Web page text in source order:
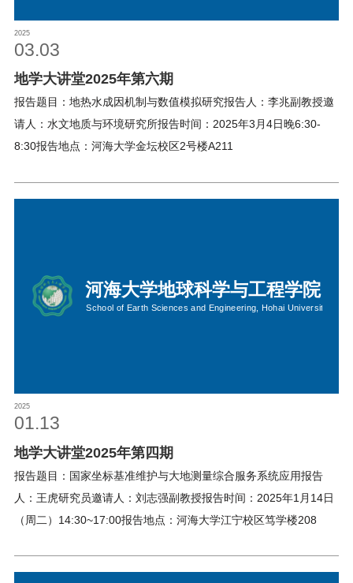
2025
03.03
地学大讲堂2025年第六期
报告题目：地热水成因机制与数值模拟研究报告人：李兆副教授邀
请人：水文地质与环境研究所报告时间：2025年3月4日晚6:30-
8:30报告地点：河海大学金坛校区2号楼A211
2025
01.13
地学大讲堂2025年第四期
报告题目：国家坐标基准维护与大地测量综合服务系统应用报告
人：王虎研究员邀请人：刘志强副教授报告时间：2025年1月14日
（周二）14:30~17:00报告地点：河海大学江宁校区笃学楼208